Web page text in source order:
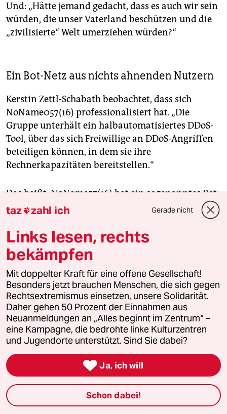
Und: „Hätte jemand gedacht, dass es auch wir sein
würden, die unser Vaterland beschützen und die
„zivilisierte“ Welt umerziehen würden?“
Ein Bot-Netz aus nichts ahnenden Nutzern
Kerstin Zettl-Schabath beobachtet, dass sich
NoName057(16) professionalisiert hat. „Die
Gruppe unterhält ein halb­auto­ma­ti­sier­tes DDoS-
Tool, über das sich Freiwillige an DDoS-Angriffen
beteiligen können, in dem sie ihre
Rechnerkapazitäten bereitstellen.“
Das heißt, NoName57(16) hat ein sogenanntes Bot-
Netz etabliert – ein System aus vielen einzelnen
kontrolliert werden, um beispielsweise
massenhaft Anfragen an eine Webseite zu richten.
Die Geräte, von denen die Bot-Netze ausgehen,
stammen häufig von nichts ahnenden Nutzern,
die durch Schadsoftware infiziert und
ferngesteuert werden.
Manchmal stellen Menschen ihre Computer aber
eben auch freiwillig zur Verfügung.
NoName057(16) beispielsweise rekrutiert über
Telegram Leute, die bereit sind, eine kleine
Software auf ihrem Computer zu installieren.
Manche bekommen dafür Geld, für manche ist es
wohl nur Nervenkitzel. NoName057(16) greift so
taz zahl ich Gerade nicht
Links lesen, rechts
bekämpfen
Mit doppelter Kraft für eine offene Gesellschaft!
Besonders jetzt brauchen Menschen, die sich gegen
Rechtsextremismus einsetzen, unsere Solidarität.
Daher gehen 50 Prozent der Einnahmen aus
Neuanmeldungen an „Alles beginnt im Zentrum“ –
eine Kampagne, die bedrohte linke Kulturzentren
und Jugendorte unterstützt. Sind Sie dabei?
 Ja, ich will
Schon dabei!